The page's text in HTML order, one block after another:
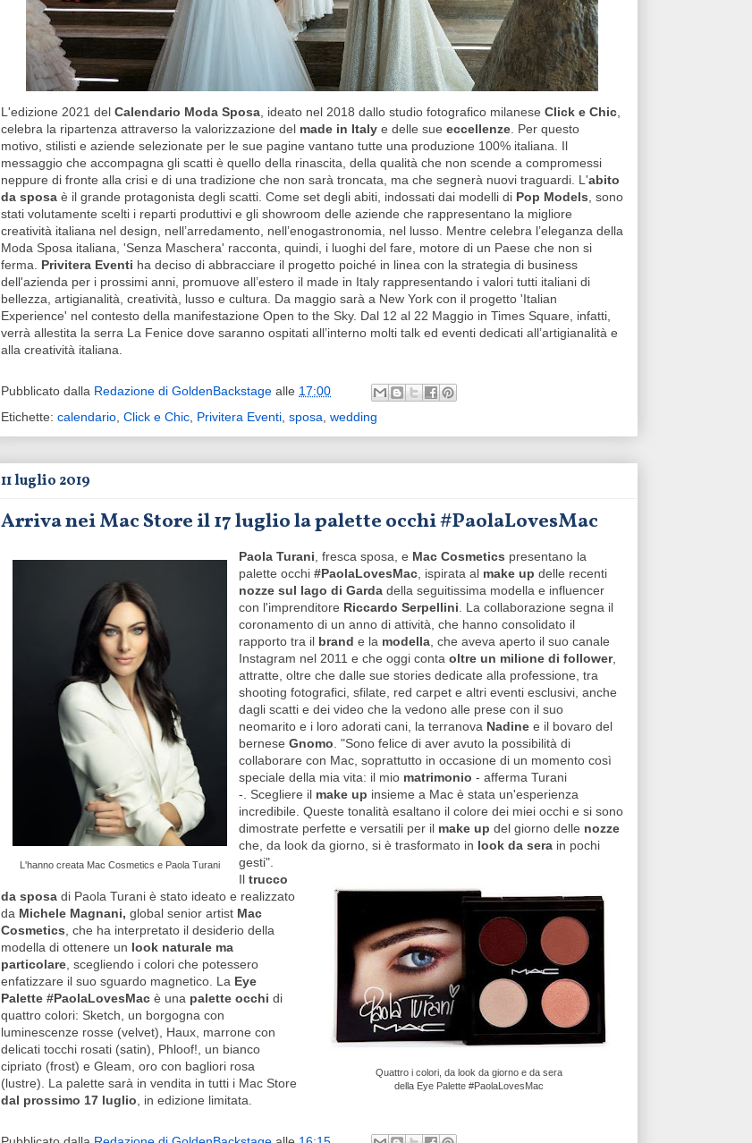
L'edizione 2021 del Calendario Moda Sposa, ideato nel 2018 dallo studio fotografico milanese Click e Chic,
celebra la ripartenza attraverso la valorizzazione del made in Italy e delle sue eccellenze. Per questo
motivo, stilisti e aziende selezionate per le sue pagine vantano tutte una produzione 100% italiana. Il
messaggio che accompagna gli scatti è quello della rinascita, della qualità che non scende a compromessi
neppure di fronte alla crisi e di una tradizione che non sarà troncata, ma che segnerà nuovi traguardi. L'abito
da sposa è il grande protagonista degli scatti. Come set degli abiti, indossati dai modelli di Pop Models, sono
stati volutamente scelti i reparti produttivi e gli showroom delle aziende che rappresentano la migliore
creatività italiana nel design, nell’arredamento, nell’enogastronomia, nel lusso. Mentre celebra l’eleganza della
Moda Sposa italiana, 'Senza Maschera' racconta, quindi, i luoghi del fare, motore di un Paese che non si
ferma. Privitera Eventi ha deciso di abbracciare il progetto poiché in linea con la strategia di business
dell'azienda per i prossimi anni, promuove all’estero il made in Italy rappresentando i valori tutti italiani di
bellezza, artigianalità, creatività, lusso e cultura. Da maggio sarà a New York con il progetto 'Italian
Experience' nel contesto della manifestazione Open to the Sky. Dal 12 al 22 Maggio in Times Square, infatti,
verrà allestita la serra La Fenice dove saranno ospitati all’interno molti talk ed eventi dedicati all’artigianalità e
alla creatività italiana.
Pubblicato dalla Redazione di GoldenBackstage alle 17:00
Etichette: calendario, Click e Chic, Privitera Eventi, sposa, wedding
11 luglio 2019
Arriva nei Mac Store il 17 luglio la palette occhi #PaolaLovesMac
L'hanno creata Mac Cosmetics e Paola Turani
Paola Turani, fresca sposa, e Mac Cosmetics presentano la
palette occhi #PaolaLovesMac, ispirata al make up delle recenti
nozze sul lago di Garda della seguitissima modella e influencer
con l'imprenditore Riccardo Serpellini. La collaborazione segna il
coronamento di un anno di attività, che hanno consolidato il
rapporto tra il brand e la modella, che aveva aperto il suo canale
Instagram nel 2011 e che oggi conta oltre un milione di follower,
attratte, oltre che dalle sue stories dedicate alla professione, tra
shooting fotografici, sfilate, red carpet e altri eventi esclusivi, anche
dagli scatti e dei video che la vedono alle prese con il suo
neomarito e i loro adorati cani, la terranova Nadine e il bovaro del
bernese Gnomo. "Sono felice di aver avuto la possibilità di
collaborare con Mac, soprattutto in occasione di un momento così
speciale della mia vita: il mio matrimonio - afferma Turani
-. Scegliere il make up insieme a Mac è stata un'esperienza
incredibile. Queste tonalità esaltano il colore dei miei occhi e si sono
dimostrate perfette e versatili per il make up del giorno delle nozze
che, da look da giorno, si è trasformato in look da sera in pochi
gesti".
Quattro i colori, da look da giorno e da sera
della Eye Palette #PaolaLovesMac
Il trucco
da sposa di Paola Turani è stato ideato e realizzato
da Michele Magnani, global senior artist Mac
Cosmetics, che ha interpretato il desiderio della
modella di ottenere un look naturale ma
particolare, scegliendo i colori che potessero
enfatizzare il suo sguardo magnetico. La Eye
Palette #PaolaLovesMac è una palette occhi di
quattro colori: Sketch, un borgogna con
luminescenze rosse (velvet), Haux, marrone con
delicati tocchi rosati (satin), Phloof!, un bianco
cipriato (frost) e Gleam, oro con bagliori rosa
(lustre). La palette sarà in vendita in tutti i Mac Store
dal prossimo 17 luglio, in edizione limitata.